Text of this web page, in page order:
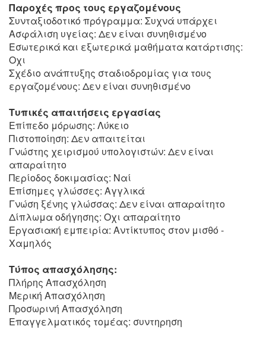
Παροχές προς τους εργαζομένους
Συνταξιοδοτικό πρόγραμμα: Συχνά υπάρχει
Ασφάλιση υγείας: Δεν είναι συνηθισμένο
Εσωτερικά και εξωτερικά μαθήματα κατάρτισης:
Οχι
Σχέδιο ανάπτυξης σταδιοδρομίας για τους
εργαζομένους: Δεν είναι συνηθισμένο
Τυπικές απαιτήσεις εργασίας
Επίπεδο μόρωσης: Λύκειο
Πιστοποίηση: Δεν απαιτείται
Γνώστης χειρισμού υπολογιστών: Δεν είναι
απαραίτητο
Περίοδος δοκιμασίας: Ναί
Επίσημες γλώσσες: Αγγλικά
Γνώση ξένης γλώσσας: Δεν είναι απαραίτητο
Δίπλωμα οδήγησης: Οχι απαραίτητο
Εργασιακή εμπειρία: Αντίκτυπος στον μισθό -
Χαμηλός
Τύπος απασχόλησης:
Πλήρης Απασχόληση
Μερική Απασχόληση
Προσωρινή Απασχόληση
Επαγγελματικός τομέας: συντηρηση